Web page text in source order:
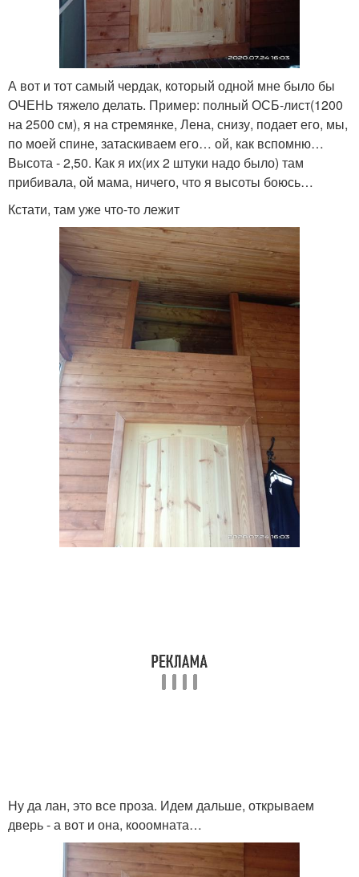
А вот и тот самый чердак, который одной мне было бы
ОЧЕНЬ тяжело делать. Пример: полный ОСБ-лист(1200
на 2500 см), я на стремянке, Лена, снизу, подает его, мы,
по моей спине, затаскиваем его… ой, как вспомню…
Высота - 2,50. Как я их(их 2 штуки надо было) там
прибивала, ой мама, ничего, что я высоты боюсь…
Кстати, там уже что-то лежит
Ну да лан, это все проза. Идем дальше, открываем
дверь - а вот и она, кооомната…